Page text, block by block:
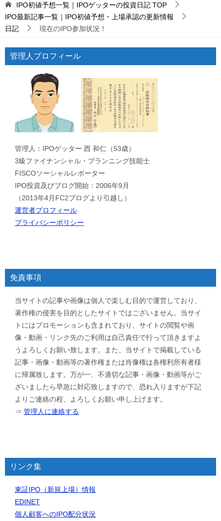
IPO初値予想一覧｜IPOゲッターの投資日記 TOP
IPO最新記事一覧｜IPO初値予想・上場承認の更新情報
日記
現在のIPO参加状況！
管理人プロフィール
管理人：IPOゲッター 西 和仁（53歳）
3級ファイナンシャル・プランニング技能士
FISCOソーシャルレポーター
IPO投資及びブログ開始：2006年9月
（2013年4月FC2ブログより引越し）
運営者プロフィール
プライバシーポリシー
免責事項
当サイトの記事や画像は個人で楽しむ目的で運営しており、
著作権の侵害を目的としたサイトではございません。当サイ
トにはプロモーションも含まれており、サイトの閲覧や画
像・動画・リンク先のご利用は自己責任で行って頂きますよ
うよろしくお願い致します。また、当サイトで掲載している
記事・画像・動画等の著作権または肖像権は各権利所有者様
に帰属致します。万が一、不適切な記事・画像・動画等がご
ざいましたら早急に対応致しますので、恐れ入りますが下記
よりご連絡の程、よろしくお願い申し上げます。
⇒ 管理人に連絡する
リンク集
東証IPO（新規上場）情報
EDINET
個人顧客へのIPO配分状況